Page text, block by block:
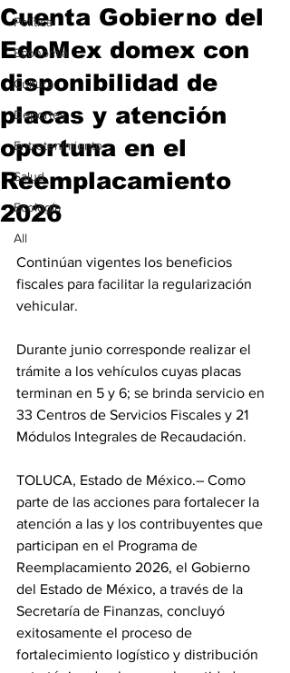
Política
Economía
Cultura
Deportes
Entretenimiento
Salud
Ecología
All
Cuenta Gobierno del
EdoMex domex con
disponibilidad de
placas y atención
oportuna en el
Reemplacamiento
2026
Continúan vigentes los beneficios
fiscales para facilitar la regularización
vehicular.
Durante junio corresponde realizar el
trámite a los vehículos cuyas placas
terminan en 5 y 6; se brinda servicio en
33 Centros de Servicios Fiscales y 21
Módulos Integrales de Recaudación.
TOLUCA, Estado de México.– Como
parte de las acciones para fortalecer la
atención a las y los contribuyentes que
participan en el Programa de
Reemplacamiento 2026, el Gobierno
del Estado de México, a través de la
Secretaría de Finanzas, concluyó
exitosamente el proceso de
fortalecimiento logístico y distribución